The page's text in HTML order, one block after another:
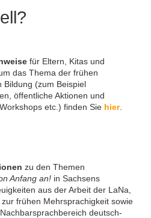
Zentralstelle
Team
Maus & Žába
2014-2020
2019/2020
anmelden
für Mitwirkende
für Eltern, Kitas und
das Thema der frühen
Bildung (zum Beispiel
öffentliche Aktionen und
etc.) finden Sie hier.
zu den Themen
Anfang an! in Sachsens
aus der Arbeit der LaNa,
frühen Mehrsprachigkeit sowie
deutsch-